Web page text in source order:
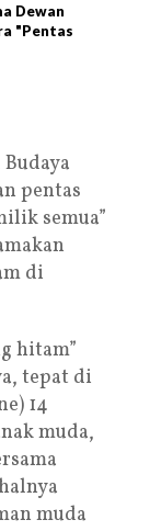
Dewan
"Pentas
pentas
semua”
di
hitam”
tepat di
14
muda,
muda